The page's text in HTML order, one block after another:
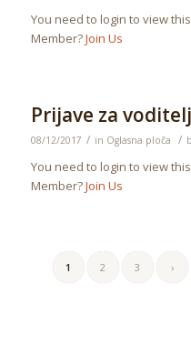
You need to login to view
Member?Join Us
Prijave za
08/12/2017 / in Oglasna ploča /
You need to login to view
Member?Join Us
1 2 3 ›